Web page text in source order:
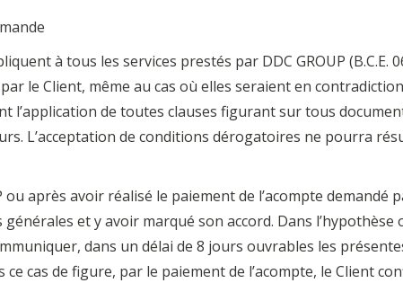
à tous les services prestés par DDC GROUP
le Client, même au cas où elles seraient en
l’application de toutes clauses figurant sur tous
L’acceptation de conditions dérogatoires ne pourra
ou après avoir réalisé le paiement de l’acompte demandé
et y avoir marqué son accord. Dans
dans un délai de 8 jours ouvrables les
cas de figure, par le paiement de l’acompte, le Client